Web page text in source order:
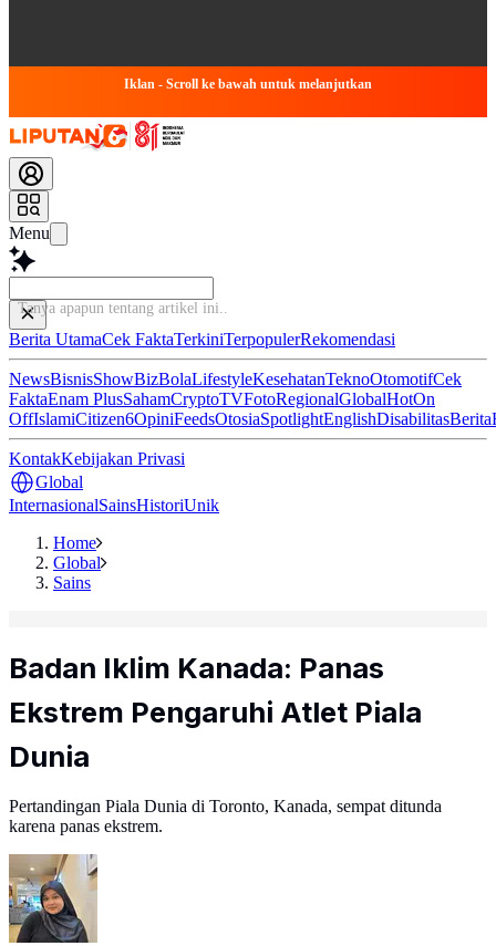
Iklan - Scroll ke bawah untuk melanjutkan
Menu
Tanya apapun tentang a
Berita UtamaCek FaktaTerkiniTerpopulerRekomendasi
NewsBisnisShowBizBolaLifestyleKesehatanTeknoOtomotifCek
FaktaEnam PlusSahamCryptoTVFotoRegionalGlobalHotOn
OffIslamiCitizen6OpiniFeedsOtosiaSpotlightEnglishDisabilitasBerita
KontakKebijakan Privasi
Global
InternasionalSainsHistoriUnik
Home
Global
Sains
Badan Iklim Kanada: Panas
Ekstrem Pengaruhi Atlet Piala
Dunia
Pertandingan Piala Dunia di Toronto, Kanada, sempat ditunda
karena panas ekstrem.